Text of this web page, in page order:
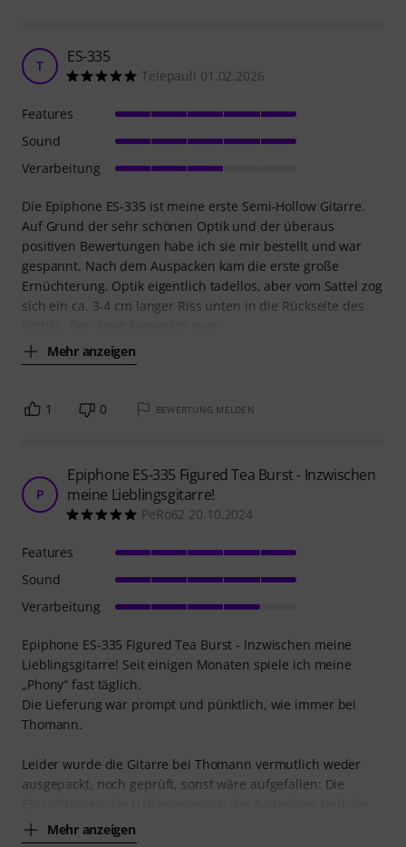
T ES-335
Telepauli 01.02.2026
Die Epiphone ES-335 ist meine erste Semi-Hollow Gitarre.
Auf Grund der sehr schönen Optik und der überaus
positiven Bewertungen habe ich sie mir bestellt und war
gespannt. Nach dem Auspacken kam die erste große
Ernüchterung. Optik eigentlich tadellos, aber vom Sattel zog
sich ein ca. 3-4 cm langer Riss unten in die Rückseite des
Mehr anzeigen
Features
Sound
Verarbeitung
1 0 BEWERTUNG MELDEN
P
Epiphone ES-335 Figured Tea Burst - Inzwischen
meine Lieblingsgitarre!
PeRo62 20.10.2024
Epiphone ES-335 Figured Tea Burst - Inzwischen meine
Lieblingsgitarre! Seit einigen Monaten spiele ich meine
„Phony“ fast täglich.
Die Lieferung war prompt und pünktlich, wie immer bei
Thomann.
Leider wurde die Gitarre bei Thomann vermutlich weder
ausgepackt, noch geprüft, sonst wäre aufgefallen: Die
Mehr anzeigen
Features
Sound
Verarbeitung